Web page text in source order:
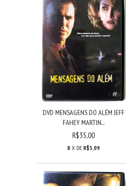
DVD MENSAGENS DO ALÉM JEFF
FAHEY MARTIN...
R$35,00
8 X DE R$5,09